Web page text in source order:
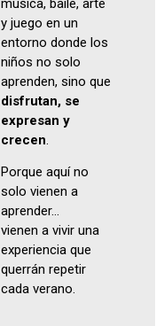
música, baile, arte
y juego en un
entorno donde los
niños no solo
aprenden, sino que
disfrutan, se
expresan y
crecen.
Porque aquí no
solo vienen a
aprender…
vienen a vivir una
experiencia que
querrán repetir
cada verano.